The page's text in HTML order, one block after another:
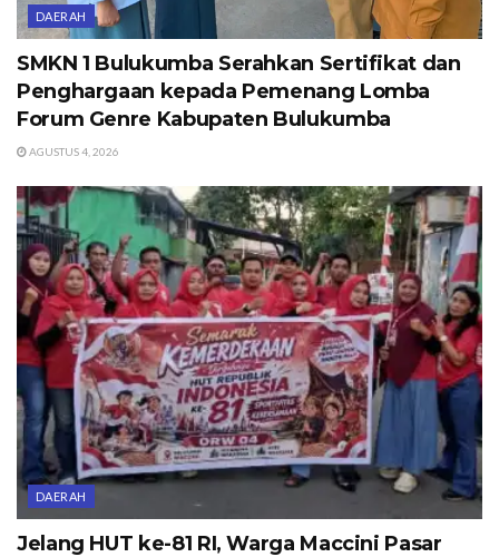
DAERAH
SMKN 1 Bulukumba Serahkan Sertifikat dan
Penghargaan kepada Pemenang Lomba
Forum Genre Kabupaten Bulukumba
AGUSTUS 4, 2026
DAERAH
Jelang HUT ke-81 RI, Warga Maccini Pasar